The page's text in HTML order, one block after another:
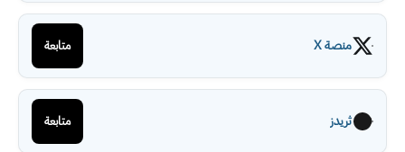
منصة X متابعة
ثريدز متابعة